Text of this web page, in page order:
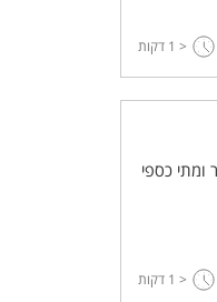
< 1 דקות
ומתי כספי
< 1 דקות